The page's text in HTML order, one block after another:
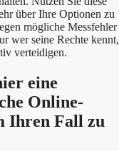
über Ihre Optionen zu
mögliche Messfehler
wer seine Rechte kennt,
verteidigen.
eine
Online-
Ihren Fall zu